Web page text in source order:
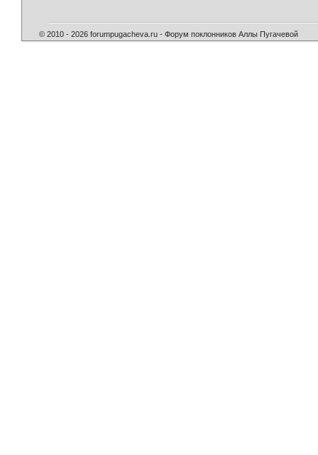
© 2010 - 2026 forumpugacheva.ru - Форум поклонников Аллы Пугачевой